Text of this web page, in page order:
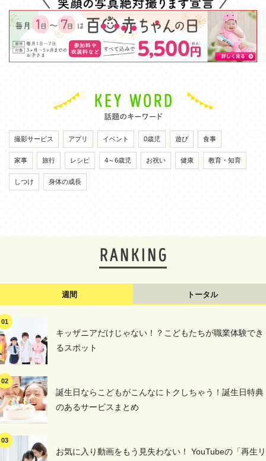
撮影サービス アプリ イベント 0歳児 遊び 食事
家事 旅行 レシピ 4～6歳児 お祝い 健康 教育・知育
しつけ 身体の成長
週間 トータル
キッザニアだけじゃない！？こどもたちが職業体験でき
るスポット
誕生日ならこどもがこんなにトクしちゃう！誕生日特典
のあるサービスまとめ
お気に入り動画をもう見失わない！ YouTubeの「再生リ